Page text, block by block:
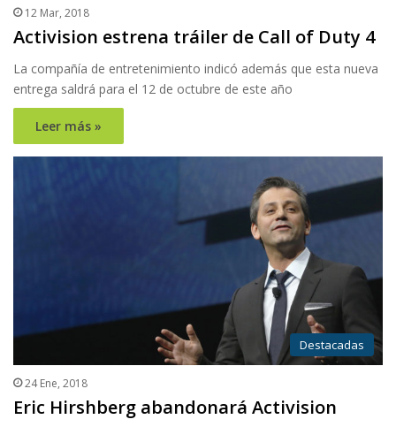
12 Mar, 2018
Activision estrena tráiler de Call of Duty 4
La compañía de entretenimiento indicó además que esta nueva
entrega saldrá para el 12 de octubre de este año
Leer más »
Destacadas
24 Ene, 2018
Eric Hirshberg abandonará Activision